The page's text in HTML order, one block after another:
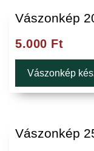
Vászonkép
5.000 Ft
Vászonkép
Vászonkép